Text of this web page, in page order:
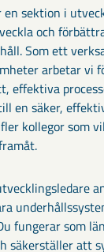
sektion i
och
Som ett
arbetar vi
effektiva
en säker,
kollegor som
fungerar som
säkerställer att